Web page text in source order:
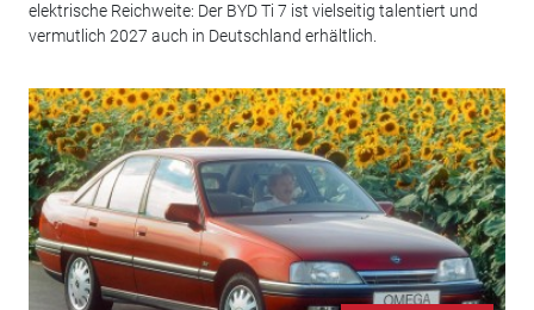
elektrische Reichweite: Der BYD Ti 7 ist vielseitig talentiert und
vermutlich 2027 auch in Deutschland erhältlich.